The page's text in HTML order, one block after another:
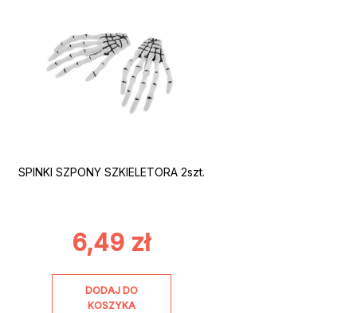
SPINKI SZPONY SZKIELETORA 2szt.
6,49 zł
DODAJ DO
KOSZYKA